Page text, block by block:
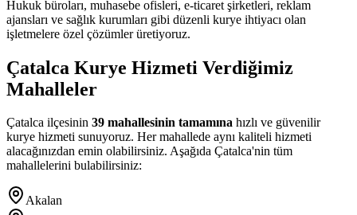
Hukuk büroları, muhasebe ofisleri, e-ticaret şirketleri, reklam
ajansları ve sağlık kurumları gibi düzenli kurye ihtiyacı olan
işletmelere özel çözümler üretiyoruz.
Çatalca Kurye Hizmeti Verdiğimiz
Mahalleler
Çatalca ilçesinin 39 mahallesinin tamamına hızlı ve güvenilir
kurye hizmeti sunuyoruz. Her mahallede aynı kaliteli hizmeti
alacağınızdan emin olabilirsiniz. Aşağıda Çatalca'nin tüm
mahallelerini bulabilirsiniz:
Akalan